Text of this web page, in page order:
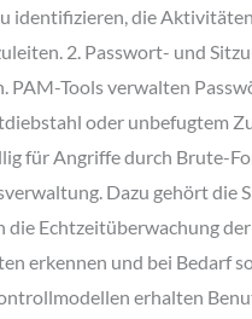
identifizieren, die
2. Passwort- und
PAM-Tools verwalten
oder unbefugtem
für Angriffe durch Brute-
Dazu gehört
die Echtzeitüberwachung
erkennen und bei Bedarf
erhalten